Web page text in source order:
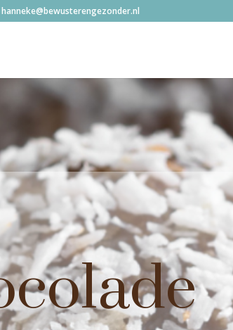
hanneke@bewusterengezonder.nl